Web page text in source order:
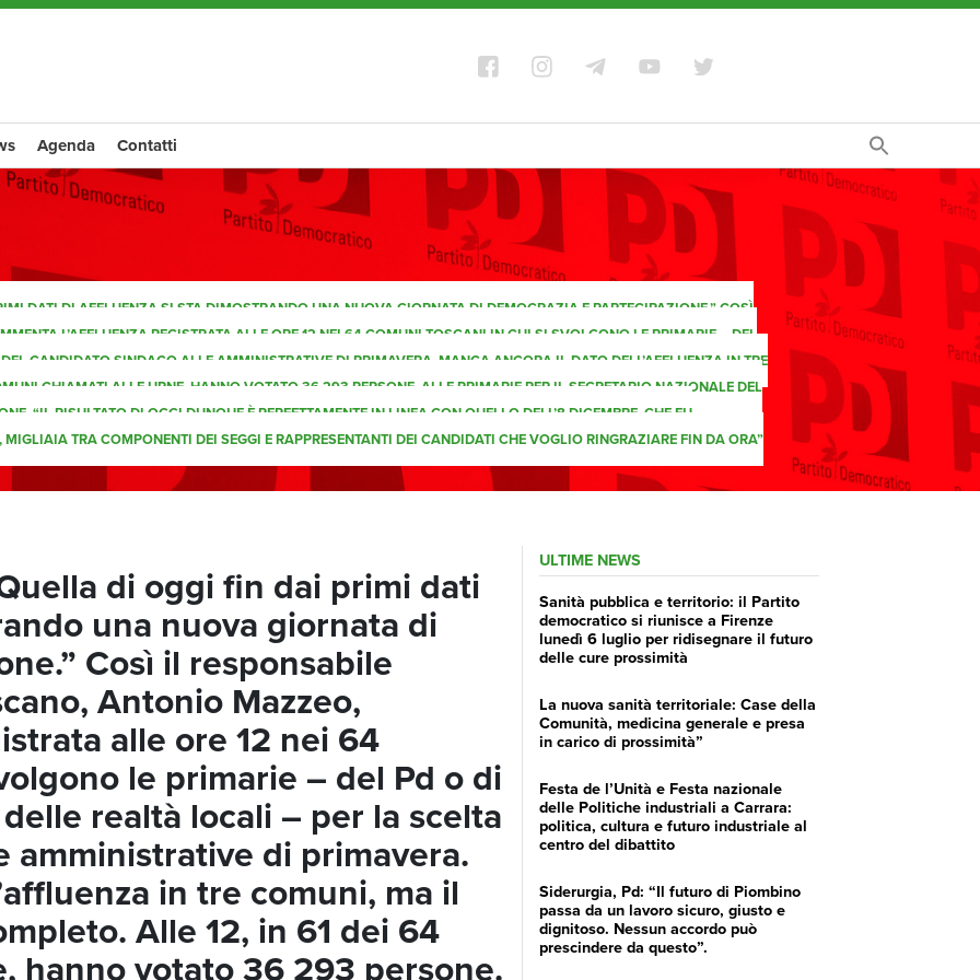
Agenda Contatti
DATI DI AFFLUENZA SI STA DIMOSTRANDO UNA NUOVA GIORNATA DI DEMOCRAZIA E PARTECIPAZIONE.” COSÌ
L’AFFLUENZA REGISTRATA ALLE ORE 12 NEI 64 COMUNI TOSCANI IN CUI SI SVOLGONO LE PRIMARIE – DEL
CANDIDATO SINDACO ALLE AMMINISTRATIVE DI PRIMAVERA. MANCA ANCORA IL DATO DELL’AFFLUENZA IN TRE
CHIAMATI ALLE URNE, HANNO VOTATO 36 293 PERSONE. ALLE PRIMARIE PER IL SEGRETARIO NAZIONALE DEL
“IL RISULTATO DI OGGI DUNQUE È PERFETTAMENTE IN LINEA CON QUELLO DELL’8 DICEMBRE, CHE FU
TRA COMPONENTI DEI SEGGI E RAPPRESENTANTI DEI CANDIDATI CHE VOGLIO RINGRAZIARE FIN DA ORA”
di oggi fin dai primi dati
una nuova giornata di
Così il responsabile
Antonio Mazzeo,
alle ore 12 nei 64
le primarie – del Pd o di
realtà locali – per la scelta
amministrative di primavera.
in tre comuni, ma il
Alle 12, in 61 dei 64
hanno votato 36 293 persone.
ULTIME NEWS
Sanità pubblica e territorio: il Partito
democratico si riunisce a Firenze
lunedì 6 luglio per ridisegnare il futuro
delle cure prossimità
La nuova sanità territoriale: Case della
Comunità, medicina generale e presa
in carico di prossimità”
Festa de l’Unità e Festa nazionale
delle Politiche industriali a Carrara:
politica, cultura e futuro industriale al
centro del dibattito
Siderurgia, Pd: “Il futuro di Piombino
passa da un lavoro sicuro, giusto e
dignitoso. Nessun accordo può
prescindere da questo”.